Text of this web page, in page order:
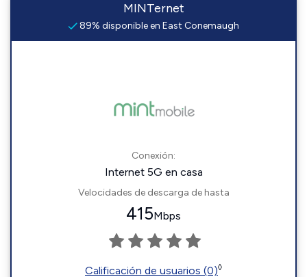
MINTernet
89% disponible en East Conemaugh
Conexión:
Internet 5G en casa
Velocidades de descarga de hasta
415Mbps
Calificación de usuarios (0)◊